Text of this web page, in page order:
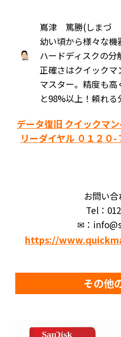
嶌津 篤勝(しまづ
幼い頃から様々な機
ハードディスクの分
正確さはクイックマ
マスター。精度も
と98%以上！頼れる
データ復旧 クイックマ
リーダイヤル ０１２０-
お問い合
Tel：
✉：
https://
その他